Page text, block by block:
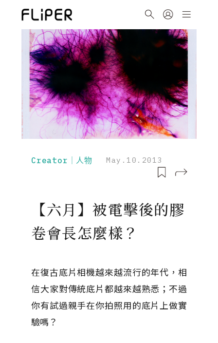
Creator｜人物 May.10.2013
【六月】被電擊後的膠
卷會長怎麼樣？
在復古底片相機越來越流行的年代，相
信大家對傳統底片都越來越熟悉；不過
你有試過親手在你拍照用的底片上做實
驗嗎？